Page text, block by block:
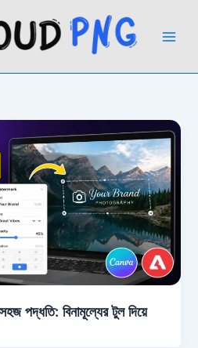
সহজ পদ্ধতি: বিনামূল্যের টুল দিয়ে